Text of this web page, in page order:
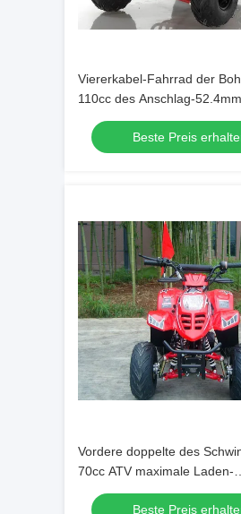
Viererkabel-Fahrrad der
110cc des Anschlag-
Beste Preis
Vordere doppelte des
70cc ATV maximale Laden-
Hochleistung Viererkabel-
80KG
Beste Preis